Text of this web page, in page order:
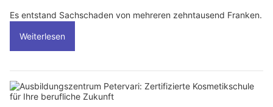
Es entstand Sachschaden von mehreren zehntausend Franken.
Weiterlesen